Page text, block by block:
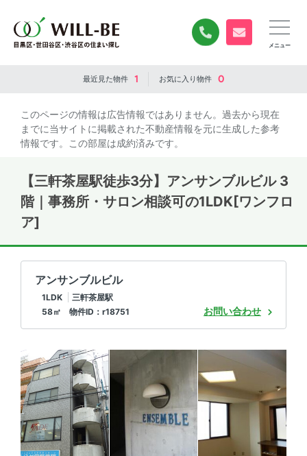
0120-840-834
無料お問い合
最近見た物件 1 お気に入り物件 0
このページの情報は広告情報ではありません。過去から現在
までに当サイトに掲載された不動産情報を元に生成した参考
情報です。この部屋は成約済みです。
【三軒茶屋駅徒歩3分】アンサンブルビル 3
階｜事務所・サロン相談可の1LDK[ワンフロ
ア]
アンサンブルビル
1LDK
三軒茶屋駅
58㎡ 物件ID：r18751
お問い合わせ